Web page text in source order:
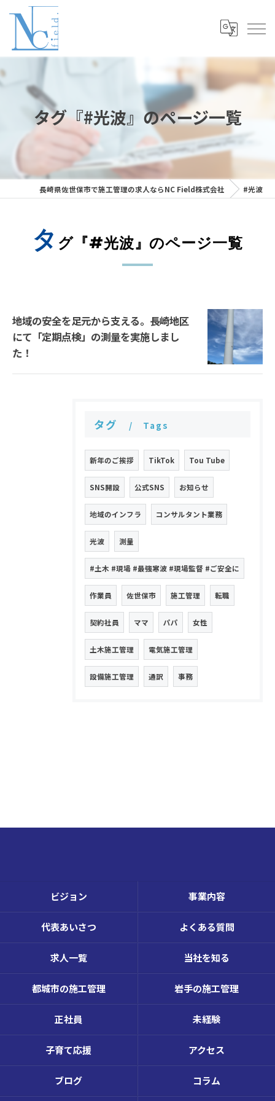
タグ『#光波』のページ一覧
長崎県佐世保市で施工管理の求人ならNC Field株式会社 #光波
タ グ『#光波』のページ一覧
地域の安全を足元から支える。長崎地区
にて「定期点検」の測量を実施しまし
た！
タグ Tags
新年のご挨拶 TikTok Tou Tube
SNS開設 公式SNS お知らせ
地域のインフラ コンサルタント業務
光波 測量
#土木 #現場 #最強寒波 #現場監督 #ご安全に
作業員 佐世保市 施工管理 転職
契約社員 ママ パパ 女性
土木施工管理 電気施工管理
設備施工管理 通訳 事務
ビジョン 事業内容
代表あいさつ よくある質問
求人一覧 当社を知る
都城市の施工管理 岩手の施工管理
正社員 未経験
子育て応援 アクセス
ブログ コラム